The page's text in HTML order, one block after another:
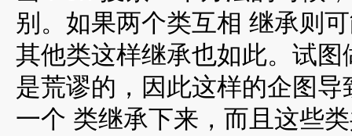
别。如果两个类互相 继承则
其他类这样继承也如此。试
是荒谬的，因此这样的企图
一个 类继承下来，而且这些